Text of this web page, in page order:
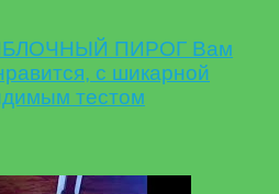
ПИРОГ Вам
с шикарной
тестом